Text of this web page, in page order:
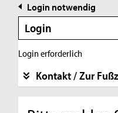
Login notwendig
Login
Login erforderlich
Kontakt / Zur